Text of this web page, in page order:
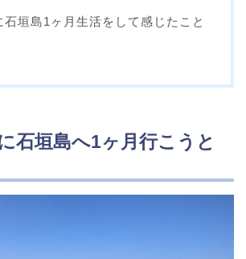
石垣島1ヶ月生活をして感じたこと
石垣島へ1ヶ月行こうと